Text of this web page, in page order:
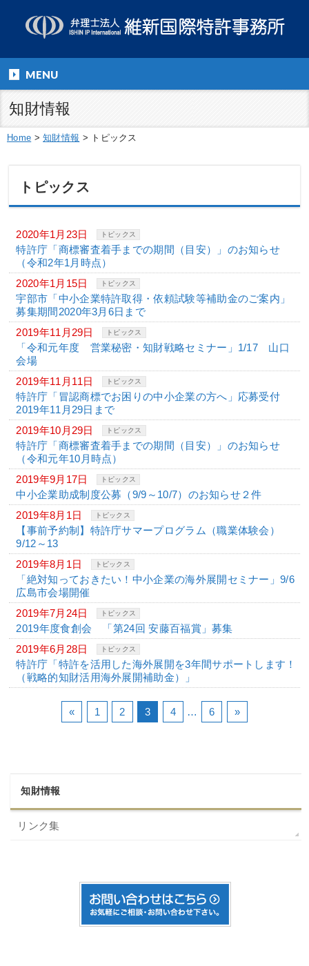
MENU
知財情報
Home >知財情報 > トピックス
トピックス
2020年1月23日 トピックス
特許庁「商標審査着手までの期間（目安）」のお知らせ
（令和2年1月時点）
2020年1月15日
トピックス
宇部市「中小企業特許取得・依頼試験等補助金のご案内」
募集期間2020年3月6日まで
2019年11月29日
トピックス
「令和元年度 営業秘密・知財戦略セミナー」1/17 山口
会場
2019年11月11日
トピックス
特許庁「冒認商標でお困りの中小企業の方へ」応募受付
2019年11月29日まで
2019年10月29日
トピックス
特許庁「商標審査着手までの期間（目安）」のお知らせ
（令和元年10月時点）
2019年9月17日
トピックス
中小企業助成制度公募（9/9～10/7）のお知らせ２件
2019年8月1日
トピックス
【事前予約制】特許庁サマープログラム（職業体験会）
9/12～13
2019年8月1日
トピックス
「絶対知っておきたい！中小企業の海外展開セミナー」9/6
広島市会場開催
2019年7月24日
トピックス
2019年度食創会 「第24回 安藤百福賞」募集
2019年6月28日
トピックス
特許庁「特許を活用した海外展開を3年間サポートします！
（戦略的知財活用海外展開補助金）」
« 1 2 3 4 … 6 »
知財情報
リンク集